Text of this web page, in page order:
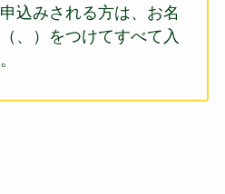
込みされる方は、お名
、）をつけてすべて入